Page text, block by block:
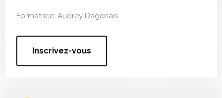
Formatrice: Audrey Dagenais
Inscrivez-vous